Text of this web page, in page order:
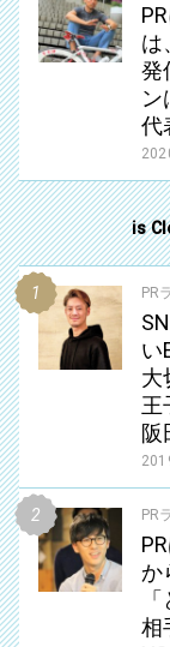
は
発
ン
代
is
PR
い
大
王
阪
PR
か
相